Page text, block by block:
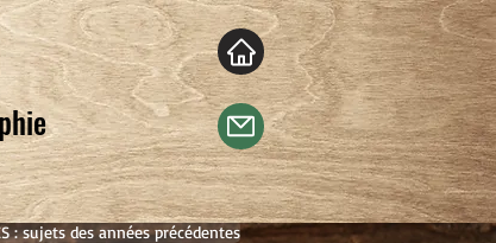
: sujets des années précédentes